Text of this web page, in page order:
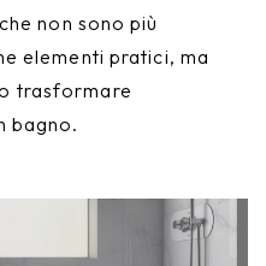
non sono più
elementi pratici, ma
trasformare
bagno.